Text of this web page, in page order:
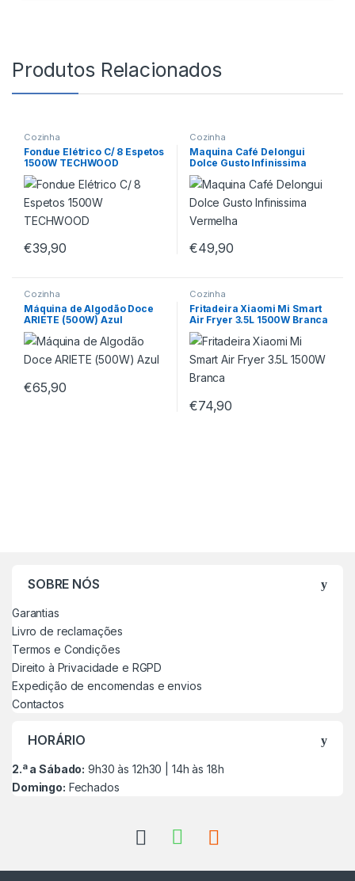
Produtos Relacionados
Cozinha
Fondue Elétrico C/ 8 Espetos
1500W TECHWOOD
€39,90
Cozinha
Maquina Café Delongui
Dolce Gusto Infinissima
Vermelha
€49,90
Cozinha
Máquina de Algodão Doce
ARIETE (500W) Azul
€65,90
Cozinha
Fritadeira Xiaomi Mi Smart
Air Fryer 3.5L 1500W Branca
€74,90
SOBRE NÓS
Garantias
Livro de reclamações
Termos e Condições
Direito à Privacidade e RGPD
Expedição de encomendas e envios
Contactos
HORÁRIO
2.ª a Sábado: 9h30 às 12h30 | 14h às 18h
Domingo: Fechados